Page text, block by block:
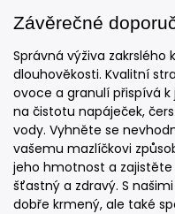
Závěrečné
Správná výživa zakrslého
dlouhověkosti. Kvalitní
ovoce a granulí přispívá
na čistotu napáječek,
vody. Vyhněte se
vašemu mazlíčkovi
jeho hmotnost a
šťastný a zdravý. S
dobře krmený, ale také